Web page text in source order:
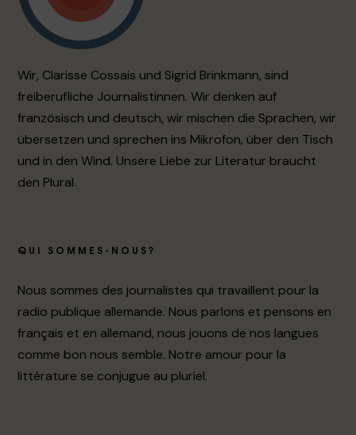
Wir, Clarisse Cossais und Sigrid Brinkmann, sind
freiberufliche Journalistinnen. Wir denken auf
französisch und deutsch, wir mischen die Sprachen, wir
übersetzen und sprechen ins Mikrofon, über den Tisch
und in den Wind. Unsere Liebe zur Literatur braucht
den Plural.
QUI SOMMES-NOUS?
Nous sommes des journalistes qui travaillent pour la
radio publique allemande. Nous parlons et pensons en
français et en allemand, nous jouons de nos langues
comme bon nous semble. Notre amour pour la
littérature se conjugue au pluriel.